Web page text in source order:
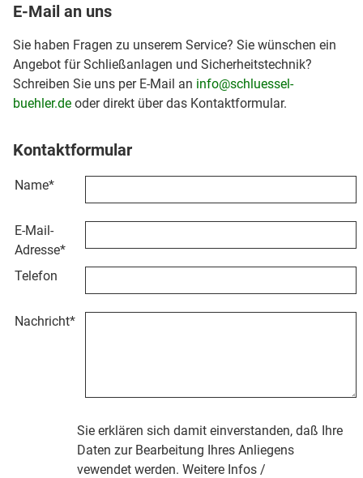
E-Mail an uns
Sie haben Fragen zu unserem Service? Sie wünschen ein
Angebot für Schließanlagen und Sicherheitstechnik?
Schreiben Sie uns per E-Mail an info@schluessel-
buehler.de oder direkt über das Kontaktformular.
Kontaktformular
Name*
E-Mail-
Adresse*
Telefon
Nachricht*
Sie erklären sich damit einverstanden, daß Ihre
Daten zur Bearbeitung Ihres Anliegens
vewendet werden. Weitere Infos /